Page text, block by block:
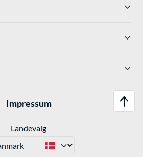
Impressum
Landevalg